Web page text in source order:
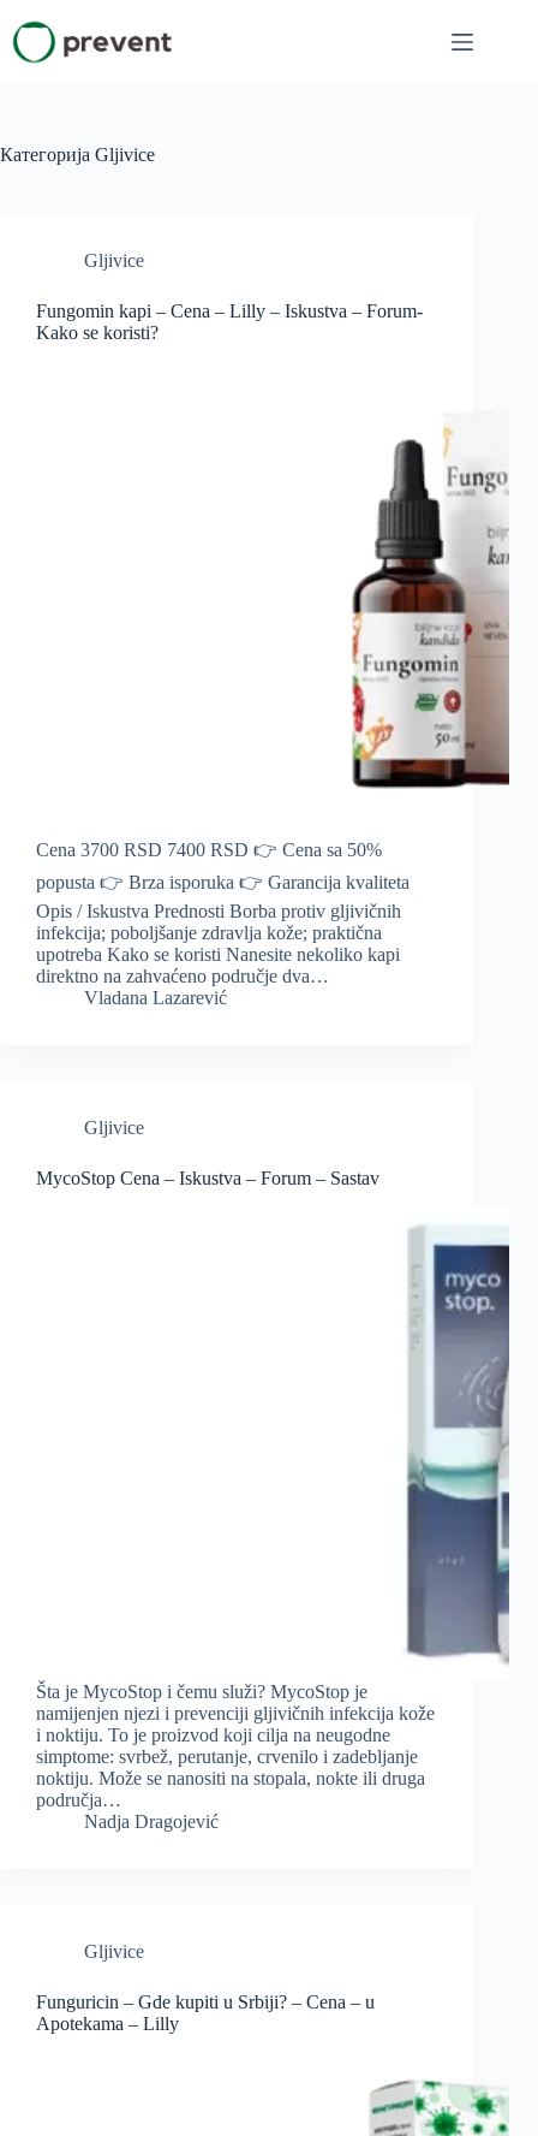
content
Категорија Gljivice
Gljivice
Fungomin kapi – Cena – Lilly – Iskustva – Forum-
Kako se koristi?
Cena 3700 RSD 7400 RSD 👉 Cena sa 50%
popusta 👉 Brza isporuka 👉 Garancija kvaliteta
Opis / Iskustva Prednosti Borba protiv gljivičnih
infekcija; poboljšanje zdravlja kože; praktična
upotreba Kako se koristi Nanesite nekoliko kapi
direktno na zahvaćeno područje dva…
Vladana Lazarević
Gljivice
MycoStop Cena – Iskustva – Forum – Sastav
Šta je MycoStop i čemu služi? MycoStop je
namijenjen njezi i prevenciji gljivičnih infekcija kože
i noktiju. To je proizvod koji cilja na neugodne
simptome: svrbež, perutanje, crvenilo i zadebljanje
noktiju. Može se nanositi na stopala, nokte ili druga
područja…
Nadja Dragojević
Gljivice
Funguricin – Gde kupiti u Srbiji? – Cena – u
Apotekama – Lilly